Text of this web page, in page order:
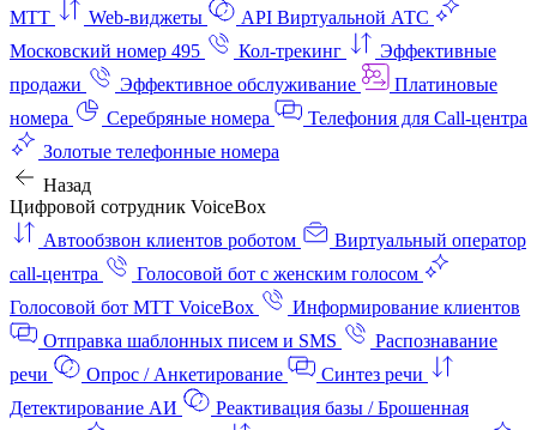
МТТ
Web-виджеты
API Виртуальной АТС
Московский номер 495
Кол-трекинг
Эффективные
продажи
Эффективное обслуживание
Платиновые
номера
Серебряные номера
Телефония для Call-центра
Золотые телефонные номера
Назад
Цифровой сотрудник VoiceBox
Автообзвон клиентов роботом
Виртуальный оператор
call-центра
Голосовой бот с женским голосом
Голосовой бот МТТ VoiceBox
Информирование клиентов
Отправка шаблонных писем и SMS
Распознавание
речи
Опрос / Анкетирование
Синтез речи
Детектирование АИ
Реактивация базы / Брошенная